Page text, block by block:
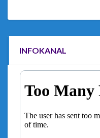
INFOKANAL